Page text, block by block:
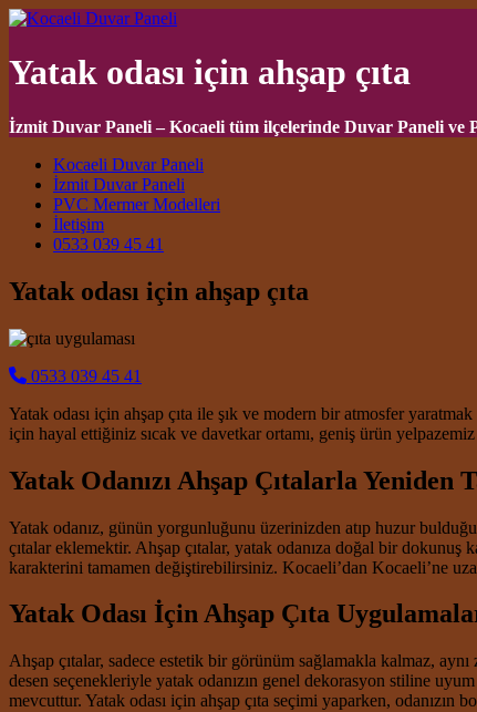
Yatak odası için ahşap çıta
İzmit Duvar Paneli – Kocaeli tüm ilçelerinde Duvar Paneli ve
Main Navigation
Kocaeli Duvar Paneli
İzmit Duvar Paneli
PVC Mermer Modelleri
İletişim
0533 039 45 41
Yatak odası için ahşap çıta
0533 039 45 41
Yatak odası için ahşap çıta ile şık ve modern bir atmosfer
için hayal ettiğiniz sıcak ve davetkar ortamı, geniş ürün
Yatak Odanızı Ahşap Çıtalarla Yeniden
Yatak odanız, günün yorgunluğunu üzerinizden atıp huzur
çıtalar eklemektir. Ahşap çıtalar, yatak odanıza doğal bir dokunuş
karakterini tamamen değiştirebilirsiniz. Kocaeli’dan Kocaeli’ne
Yatak Odası İçin Ahşap Çıta
Ahşap çıtalar, sadece estetik bir görünüm sağlamakla kalmaz,
desen seçenekleriyle yatak odanızın genel dekorasyon stiline
mevcuttur. Yatak odası için ahşap çıta seçimi yaparken,